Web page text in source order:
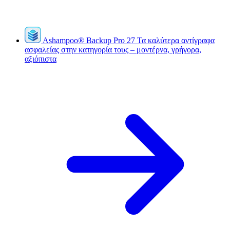
Ashampoo® Backup Pro 27 Τα καλύτερα αντίγραφα
ασφαλείας στην κατηγορία τους – μοντέρνα, γρήγορα,
αξιόπιστα